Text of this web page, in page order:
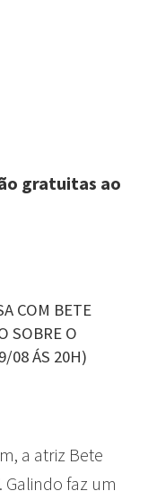
gratuitas ao
COM BETE
SOBRE O
08 ÁS 20H)
a atriz Bete
faz um